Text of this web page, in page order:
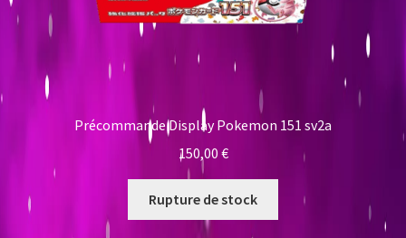
Précommande Display Pokemon 151 sv2a
150,00 €
Rupture de stock